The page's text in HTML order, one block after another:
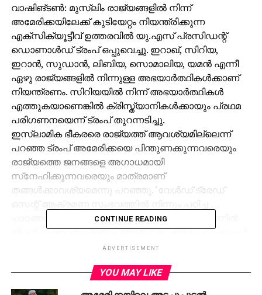
വാഷിങ്ടണ്‍: മുസ്‌ലിം രാജ്യങ്ങളില്‍ നിന്ന്
അമേരിക്കയിലേക്ക് കുടിയേറ്റം നിയന്ത്രിക്കുന്ന
എക്‌സിക്യൂട്ടീവ് ഉത്തരവില്‍ യു.എസ് പ്രസിഡന്റ്
ഡൊണാള്‍ഡ് ട്രംപ് ഒപ്പുവെച്ചു. ഇറാഖ്, സിറിയ,
ഇറാന്‍, സുഡാന്‍, ലിബിയ, സൊമാലിയ, യമന്‍ എന്നീ
ഏഴു രാജ്യങ്ങളില്‍ നിന്നുള്ള അഭയാര്‍ത്ഥികള്‍ക്കാണ്
നിയന്ത്രണം. സിറിയയില്‍ നിന്ന് അഭയാര്‍ത്ഥികള്‍
എത്തുകയാണെങ്കില്‍ ക്രിസ്ത്യാനികള്‍ക്കായും പ്രഥമ
പരിഗണനയെന്ന് ട്രംപ് തുറന്നടിച്ചു.
ഇസ്‌ലാമിക ഭീകരരെ രാജ്യത്ത് ആവശ്യമില്ലെന്ന്
പറഞ്ഞ ട്രംപ് അമേരിക്കയെ പിന്തുണക്കുന്നവരെയും
രാജ്യത്തെ ജനങ്ങളെ അഗാധമായി
സ്‌നേഹിക്കുന്നവരെയും മാത്രമാണ്
തങ്ങള്‍ക്കാവശ്യമെന്നു പറഞ്ഞു. ‘വേള്‍ഡ് ട്രേഡ്
പാഠങ്ങള്‍ ഞങ്ങള്‍ ഒരിക്കലും മറക്കില്ല. പെന്റഗണില്‍
ജീവന്‍ നഷ്ടമായവരെയും ഞങ്ങള്‍ മറക്കില്ല. വാക്കുകള്‍
കൊണ്ടു മാത്രമല്ല നടപടികള്‍ കൊണ്ടും ഞങ്ങള്‍
അതാണ് ഇപ്പോള്‍ അമേരിക്കയില്‍ ഞാന്‍ ചെയ്യുന്നത്’-
ട്രംപ് പറഞ്ഞു.
CONTINUE READING
ADVERTISEMENT
YOU MAY LIKE